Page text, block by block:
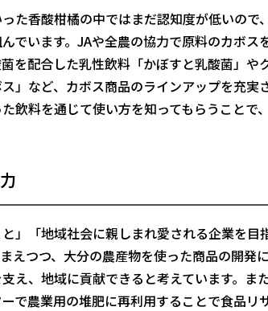
た香酸柑橘の中ではまだ認知度が低いので
でいます。JAや全農の協力で原料のカボス
を配合した乳性飲料「かぼすと乳酸菌」や
」など、カボス商品のラインアップを充実
飲料を通じて使い方を知ってもらうことで
」「地域社会に親しまれ愛される企業を目
えつつ、大分の農産物を使った商品の開発
え、地域に貢献できると考えています。ま
で農業用の堆肥に再利用することで食品リ